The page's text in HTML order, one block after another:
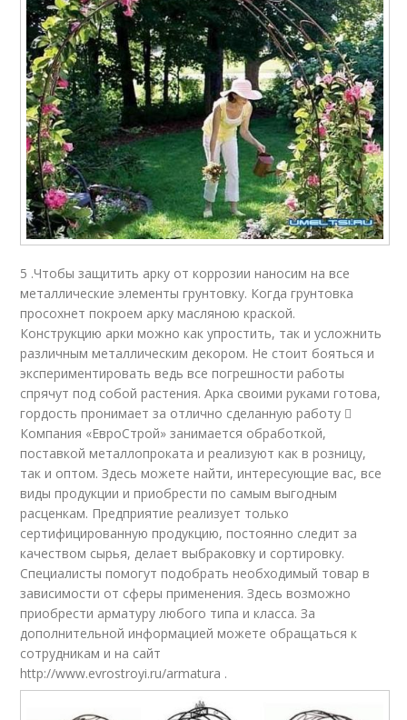
5 .Чтобы защитить арку от коррозии наносим на все
металлические элементы грунтовку. Когда грунтовка
просохнет покроем арку масляною краской.
Конструкцию арки можно как упростить, так и усложнить
различным металлическим декором. Не стоит бояться и
экспериментировать ведь все погрешности работы
спрячут под собой растения. Арка своими руками готова,
гордость пронимает за отлично сделанную работу 
Компания «ЕвроСтрой» занимается обработкой,
поставкой металлопроката и реализуют как в розницу,
так и оптом. Здесь можете найти, интересующие вас, все
виды продукции и приобрести по самым выгодным
расценкам. Предприятие реализует только
сертифицированную продукцию, постоянно следит за
качеством сырья, делает выбраковку и сортировку.
Специалисты помогут подобрать необходимый товар в
зависимости от сферы применения. Здесь возможно
приобрести арматуру любого типа и класса. За
дополнительной информацией можете обращаться к
сотрудникам и на сайт
http://www.evrostroyi.ru/armatura .